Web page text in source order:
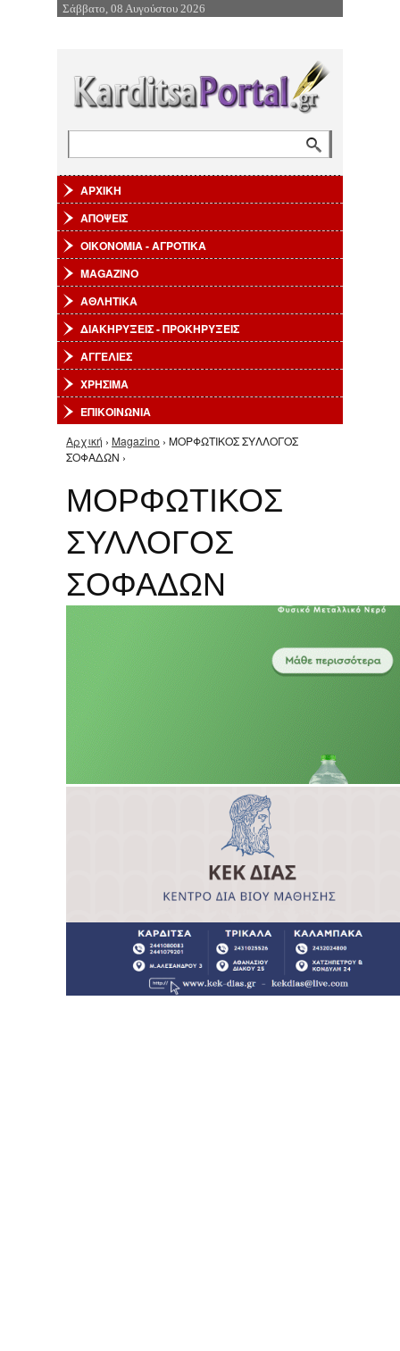
Επιστροφή στην Πλοήγηση
Σάββατο, 08 Αυγούστου 2026
ΑΡΧΙΚΗ
ΑΠΟΨΕΙΣ
ΟΙΚΟΝΟΜΙΑ - ΑΓΡΟΤΙΚΑ
MAGAZINO
ΑΘΛΗΤΙΚΑ
ΔΙΑΚΗΡΥΞΕΙΣ - ΠΡΟΚΗΡΥΞΕΙΣ
ΑΓΓΕΛΙΕΣ
ΧΡΗΣΙΜΑ
ΕΠΙΚΟΙΝΩΝΙΑ
Είστε εδώ
Αρχική › Magazino › ΜΟΡΦΩΤΙΚΟΣ ΣΥΛΛΟΓΟΣ
ΣΟΦΑΔΩΝ ›
ΜΟΡΦΩΤΙΚΟΣ
ΣΥΛΛΟΓΟΣ
ΣΟΦΑΔΩΝ